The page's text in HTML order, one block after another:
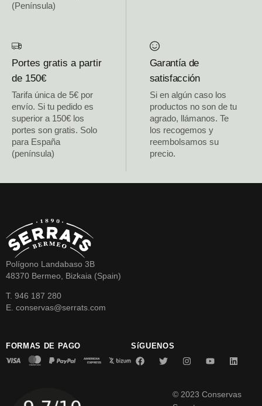
(Península)
Portes gratis a partir
de 150€
Tarifa única de 5€ por
envío. Si tu pedido es
superior a 150€ los
portes son gratis. Solo
para España
(península)
Garantía de
satisfacción
Si en algún caso los
productos no son de tu
agrado, llámanos. Te
los recogemos y
reembolsamos su
precio.
Polígono Landabaso 3B
48370 Bermeo, Bizkaia (Spain)
T. 946 187 280
E. conservas@serrats.com
FORMAS DE PAGO SíGUENOS
© 2023 Conservas